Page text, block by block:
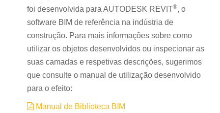
foi desenvolvida para AUTODESK REVIT®, o
software BIM de referência na indústria de
construção. Para mais informações sobre como
utilizar os objetos desenvolvidos ou inspecionar as
suas camadas e respetivas descrições, sugerimos
que consulte o manual de utilização desenvolvido
para o efeito:
Manual de Biblioteca BIM